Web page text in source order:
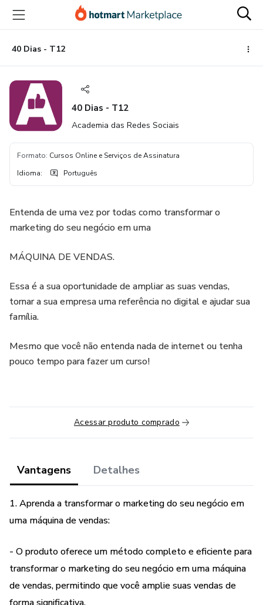
para
conteúdo
principal
para
pagamento
para
rodapé
40 Dias - T12
40 Dias - T12
Academia das Redes Sociais
Formato: Cursos Online e Serviços de Assinatura
Idioma: Português
Entenda de uma vez por todas como transformar o
marketing do seu negócio em uma
MÁQUINA DE VENDAS.
Essa é a sua oportunidade de ampliar as suas vendas,
tornar a sua empresa uma referência no digital e ajudar sua
família.
Mesmo que você não entenda nada de internet ou tenha
pouco tempo para fazer um curso!
Acessar produto comprado
Vantagens Detalhes
1. Aprenda a transformar o marketing do seu negócio em
uma máquina de vendas:
- O produto oferece um método completo e eficiente para
transformar o marketing do seu negócio em uma máquina
de vendas, permitindo que você amplie suas vendas de